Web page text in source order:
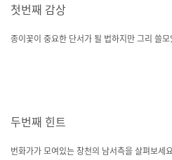
첫번째 감상
종이꽃이 중요한 단서가 될 법하지만 그리 쓸
두번째 힌트
번화가가 모여있는 창천의 남서측을 살펴보세